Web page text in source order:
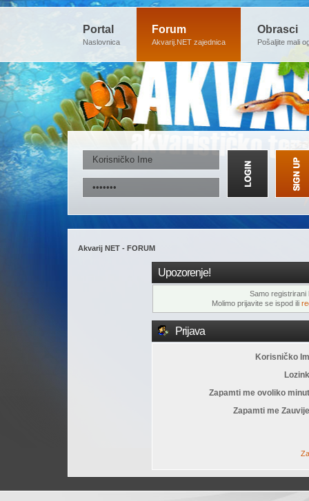
Portal
Naslovnica
Forum
Akvarij.NET zajednica
Obrasci
Pošaljite mali
Akvarij NET - FORUM
Upozorenje!
Samo registrirani
Molimo prijavite se ispod ili
Prijava
Korisničko
Zapamti me ovoliko
Zapamti me